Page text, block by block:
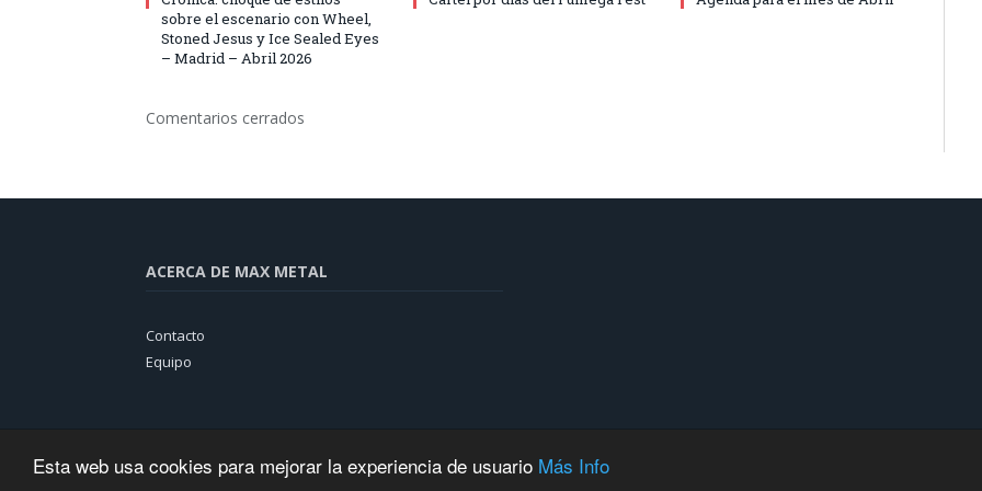
Esta web usa cookies para mejorar la experiencia de usuario Más Info
sobre el escenario con Wheel,
Stoned Jesus y Ice Sealed Eyes
– Madrid – Abril 2026
Comentarios cerrados
ACERCA DE MAX METAL
Contacto
Equipo